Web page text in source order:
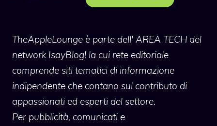
TheAppleLounge è parte dell' AREA TECH del
network IsayBlog! la cui rete editoriale
comprende siti tematici di informazione
indipendente che contano sul contributo di
appassionati ed esperti del settore.
Per pubblicità, comunicati e